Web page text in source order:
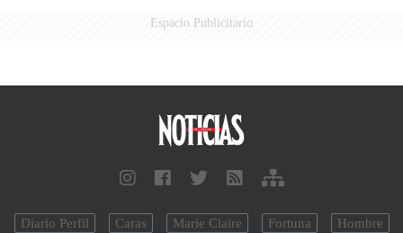
Espacio Publicitario
Diario Perfil Caras Marie Claire Fortuna Hombre